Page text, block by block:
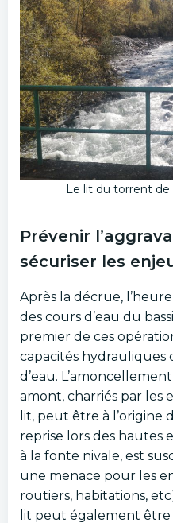
Le lit du torrent de
Prévenir
sécuriser les
Après la décrue,
des cours d’eau du
premier de ces
capacités hydrauliques
d’eau.
amont, charriés par les
lit, peut être à l’origine
reprise lors des hautes
à la fonte nivale, est
une menace pour les
routiers, habitations,
lit peut également être